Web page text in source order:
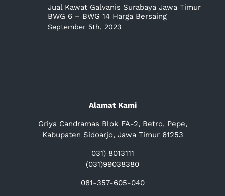
Jual Kawat Galvanis Surabaya Jawa Timur
BWG 6 – BWG 14 Harga Bersaing
September 5th, 2023
Alamat Kami
Griya Candramas Blok FA-2, Betro, Pepe,
Kabupaten Sidoarjo, Jawa Timur 61253
031) 8013111
(031)99038380
081-357-605-040